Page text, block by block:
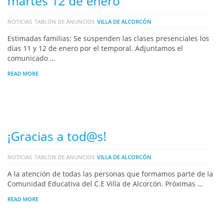
NOTICIAS TABLÓN DE ANUNCIOS VILLA DE ALCORCÓN
Estimadas familias: Se suspenden las clases presenciales los
días 11 y 12 de enero por el temporal. Adjuntamos el
comunicado …
READ MORE
¡Gracias a tod@s!
NOTICIAS TABLÓN DE ANUNCIOS VILLA DE ALCORCÓN
A la atención de todas las personas que formamos parte de la
Comunidad Educativa del C.E Villa de Alcorcón. Próximas …
READ MORE